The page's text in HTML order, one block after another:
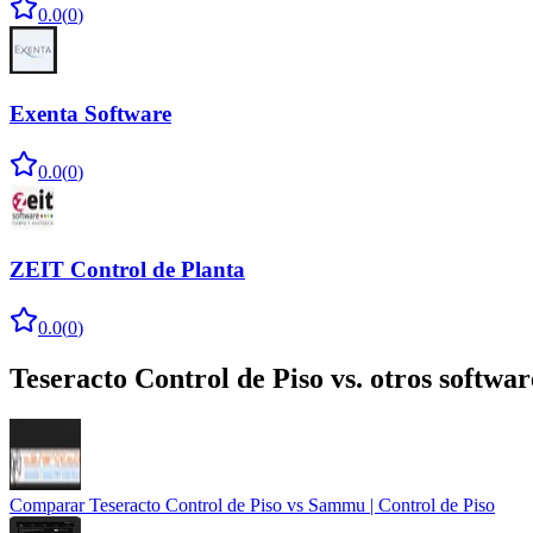
0.0(0)
Exenta Software
0.0(0)
ZEIT Control de Planta
0.0(0)
Teseracto Control de Piso vs. otros
Comparar Teseracto Control de Piso vs Sammu | Control de Piso